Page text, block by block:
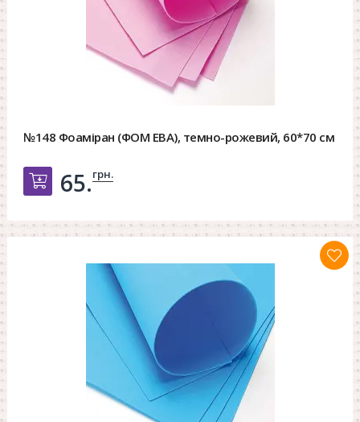
№148 Фоаміран (ФОМ ЕВА), темно-рожевий, 60*70 см
Добавить в корзину
65.грн.